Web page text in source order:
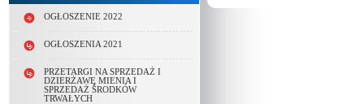
OGŁOSZENIE 2022
OGŁOSZENIA 2021
PRZETARGI NA SPRZEDAŻ I
DZIERŻAWĘ MIENIA I
SPRZEDAŻ ŚRODKÓW
TRWAŁYCH